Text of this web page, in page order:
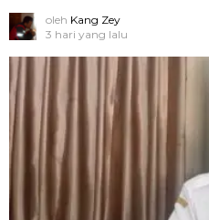
oleh Kang Zey
3 hari yang lalu